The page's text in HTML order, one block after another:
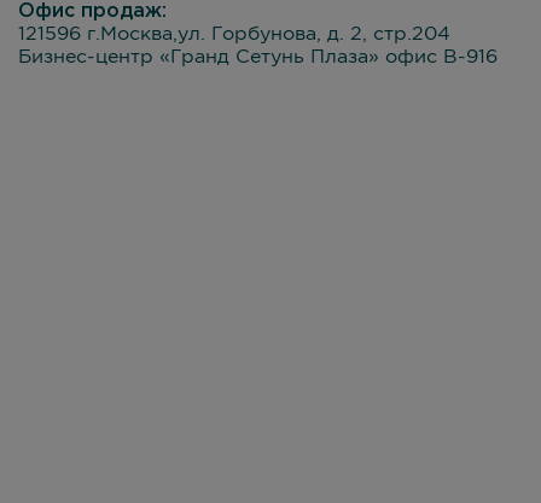
Офис продаж:
121596 г.Москва,ул. Горбунова, д. 2, стр.204
Бизнес-центр «Гранд Сетунь Плаза» офис В-916